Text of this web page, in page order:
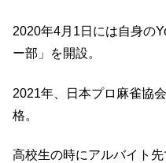
2020年4月1日には自身の
ー部」を開設。
2021年、日本プロ麻雀協
格。
高校生の時にアルバイト